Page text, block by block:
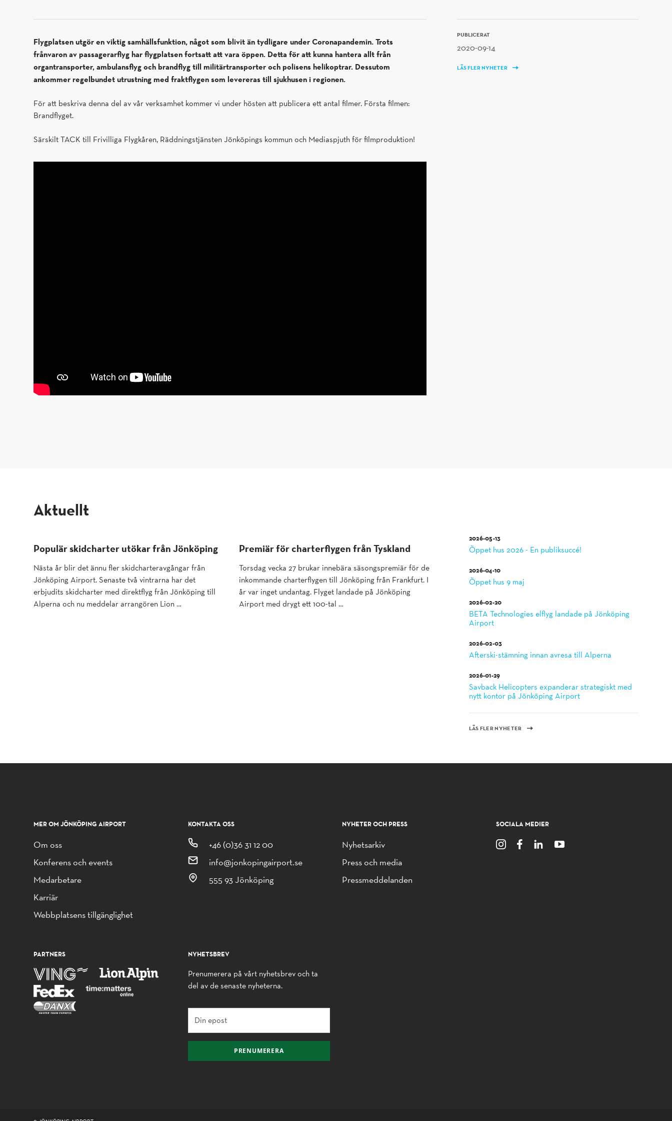
Flygplatsen utgör en viktig samhällsfunktion, något som blivit än tydligare under Coronapandemin. Trots
frånvaron av passagerarflyg har flygplatsen fortsatt att vara öppen. Detta för att kunna hantera allt från
organtransporter, ambulansflyg och brandflyg till militärtransporter och polisens helikoptrar. Dessutom
ankommer regelbundet utrustning med fraktflygen som levereras till sjukhusen i regionen.
För att beskriva denna del av vår verksamhet kommer vi under hösten att publicera ett antal filmer. Första filmen:
Brandflyget.
Särskilt TACK till Frivilliga Flygkåren, Räddningstjänsten Jönköpings kommun och Mediaspjuth för filmproduktion!
PUBLICERAT
2020-09-14
LÄS FLER NYHETER
aktuellt
Populär skidcharter utökar från Jönköping
Nästa år blir det ännu fler skidcharteravgångar från
Jönköping Airport. Senaste två vintrarna har det
erbjudits skidcharter med direktflyg från Jönköping till
Alperna och nu meddelar arrangören Lion …
Premiär för charterflygen från Tyskland
Torsdag vecka 27 brukar innebära säsongspremiär för de
inkommande charterflygen till Jönköping från Frankfurt. I
år var inget undantag. Flyget landade på Jönköping
Airport med drygt ett 100-tal …
2026-05-13
Öppet hus 2026 - En publiksuccé!
2026-04-10
Öppet hus 9 maj
2026-02-20
BETA Technologies elflyg landade på Jönköping
Airport
2026-02-03
Afterski-stämning innan avresa till Alperna
2026-01-29
Savback Helicopters expanderar strategiskt med
nytt kontor på Jönköping Airport
LÄS FLER NYHETER
MER OM JÖNKÖPING AIRPORT
Om oss
Konferens och events
Medarbetare
Karriär
Webbplatsens tillgänglighet
KONTAKTA OSS
+46 (0)36 31 12 00
info@jonkopingairport.se
555 93 Jönköping
NYHETER OCH PRESS
Nyhetsarkiv
Press och media
Pressmeddelanden
SOCIALA MEDIER
PARTNERS NYHETSBREV
Prenumerera på vårt nyhetsbrev och ta
del av de senaste nyheterna.
PRENUMERERA